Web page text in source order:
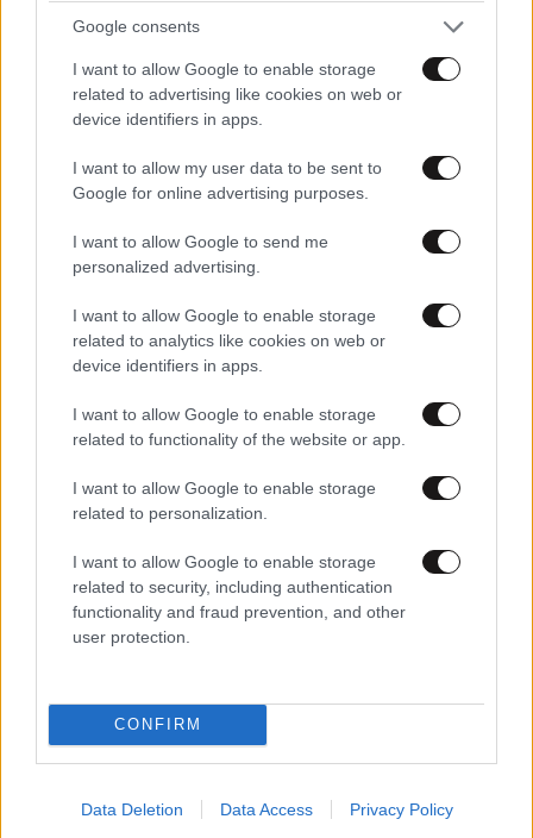
Google consents
I want to allow Google to enable storage
related to advertising like cookies on web or
device identifiers in apps.
I want to allow my user data to be sent to
Google for online advertising purposes.
I want to allow Google to send me
personalized advertising.
I want to allow Google to enable storage
related to analytics like cookies on web or
device identifiers in apps.
I want to allow Google to enable storage
related to functionality of the website or app.
I want to allow Google to enable storage
related to personalization.
I want to allow Google to enable storage
related to security, including authentication
functionality and fraud prevention, and other
user protection.
CONFIRM
Data Deletion Data Access Privacy Policy
Ροή Ειδήσεων
Οι ΗΠΑ ζητούν έκτακτη
σύνοδο του ΟΑΚ για τη
Νικαράγουα
να κλείσει τους ανοιχτούς
λογαριασμούς με Λιβύη,
χάραξη ΑΟΖ